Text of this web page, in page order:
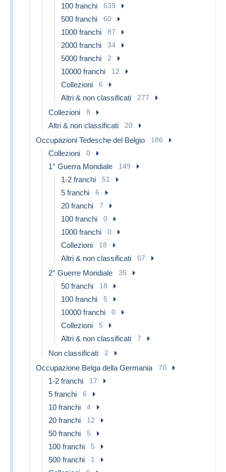
100 franchi 639
500 franchi 60
1000 franchi 87
2000 franchi 34
5000 franchi 2
10000 franchi 12
Collezioni 6
Altri & non classificati 277
Collezioni 8
Altri & non classificati 20
Occupazioni Tedesche del Belgio 186
Collezioni 0
1° Guerra Mondiale 149
1-2 franchi 51
5 franchi 6
20 franchi 7
100 franchi 0
1000 franchi 0
Collezioni 18
Altri & non classificati 67
2° Guerre Mondiale 35
50 franchi 18
100 franchi 5
10000 franchi 0
Collezioni 5
Altri & non classificati 7
Non classificati 2
Occupazione Belga della Germania 70
1-2 franchi 17
5 franchi 6
10 franchi 4
20 franchi 12
50 franchi 5
100 franchi 5
500 franchi 1